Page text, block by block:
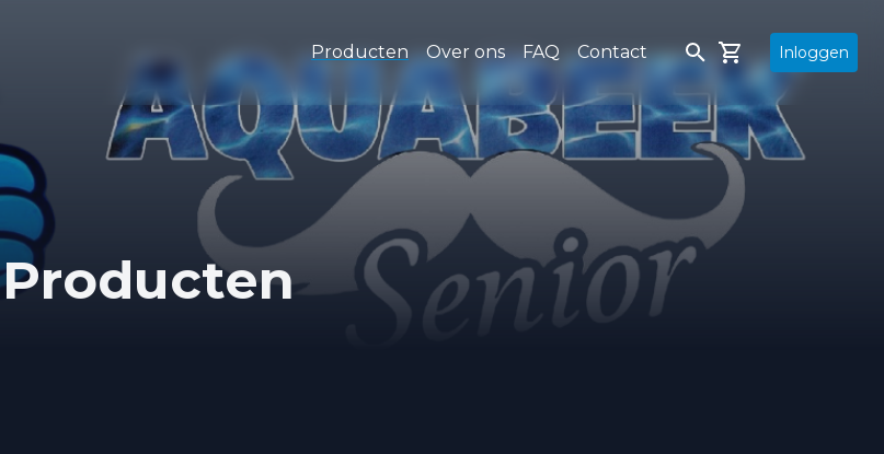
Producten Over ons FAQ Contact Inloggen
Producten